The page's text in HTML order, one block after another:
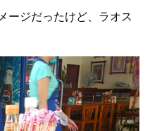
ージだったけど、ラオス